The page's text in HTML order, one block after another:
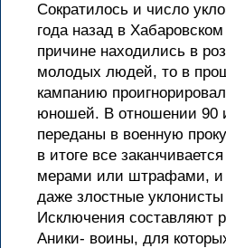
Сократилось и число
года назад в
причине находились в
молодых людей, то в
кампанию
юношей. В отношении 90
переданы в военную
в итоге все
мерами или штрафами, и
даже злостные
Исключения составляют
Аники- воины, для